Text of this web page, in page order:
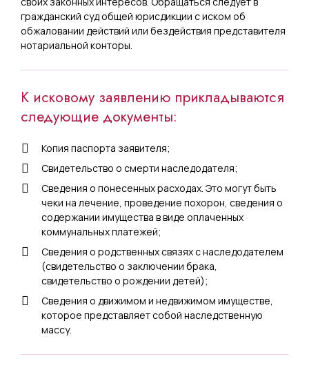
гражданский суд общей юрисдикции с иском об
обжаловании действий или бездействия представителя
нотариальной конторы.
К исковому заявлению прикладываются
следующие документы:
Копия паспорта заявителя;
Свидетельство о смерти наследодателя;
Сведения о понесенных расходах. Это могут быть
чеки на лечение, проведение похорон, сведения о
содержании имущества в виде оплаченных
коммунальных платежей;
Сведения о родственных связях с наследодателем
(свидетельство о заключении брака,
свидетельство о рождении детей);
Сведения о движимом и недвижимом имуществе,
которое представляет собой наследственную
массу.